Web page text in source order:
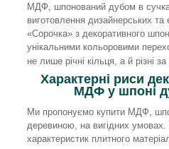
МДФ, шпонований дубом в
виготовлення дизайнерських та
«Сорочка» з декоративного
унікальними кольоровими
не лише річні кільця, а й різні
Характерні риси
МДФ у шпоні
Ми пропонуємо купити МДФ,
деревиною, на вигідних
характеристик плитного